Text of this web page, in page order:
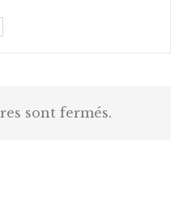
sont fermés.